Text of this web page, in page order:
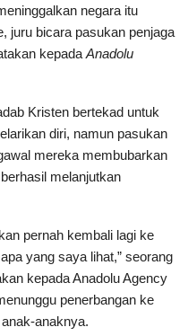
negara itu
juru bicara pasukan penjaga
kepada Anadolu
Kristen bertekad untuk
diri, namun pasukan
mereka membubarkan
melanjutkan
pernah kembali lagi ke
yang saya lihat,” seorang
kepada Anadolu Agency
penerbangan ke
anaknya.